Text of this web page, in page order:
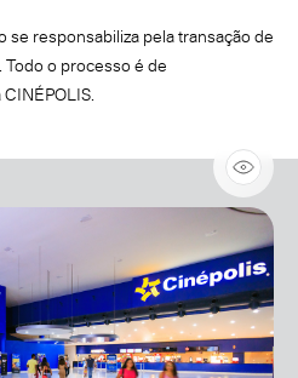
se responsabiliza pela transação de
o processo é de